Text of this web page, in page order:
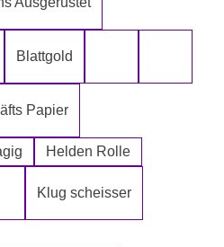
leisten
Rolle
bleiben sie während der
Blattgold
Papier
Helden Rolle
Klopapier Mafia
Klug scheisser